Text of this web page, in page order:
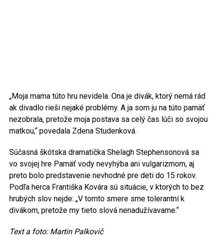
„Moja mama túto hru nevidela. Ona je divák, ktorý nemá rád
ak divadlo rieši nejaké problémy. A ja som ju na túto pamäť
nezobrala, pretože moja postava sa celý čas lúči so svojou
matkou,“ povedala Zdena Studenková.
Súčasná škótska dramatička Shelagh Stephensonová sa
vo svojej hre Pamäť vody nevyhýba ani vulgarizmom, aj
preto bolo predstavenie nevhodné pre deti do 15 rokov.
Podľa herca Františka Kovára sú situácie, v ktorých to bez
hrubých slov nejde: „V tomto smere sme tolerantní k
divákom, pretože my tieto slová nenadužívavame.“
Text a foto: Martin Palkovič